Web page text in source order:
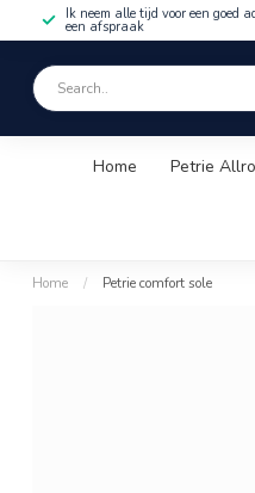
Ik neem alle tijd voor een goed
een afspraak
Home Petrie
Home / Petrie comfort sole